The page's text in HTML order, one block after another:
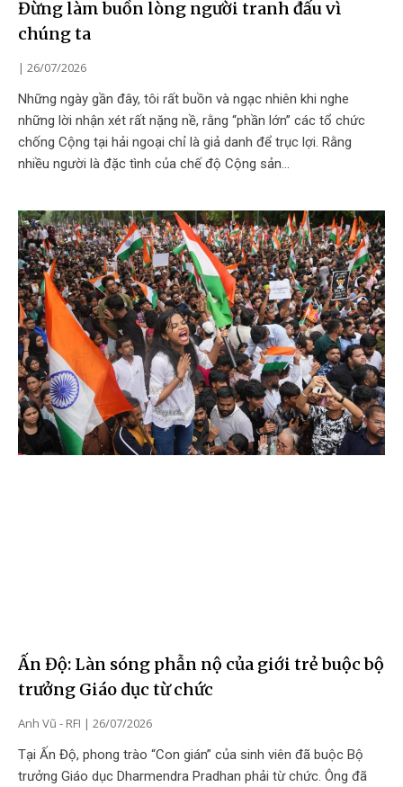
Đừng làm buồn lòng người tranh đấu vì
chúng ta
26/07/2026
Những ngày gần đây, tôi rất buồn và ngạc nhiên khi nghe
những lời nhận xét rất nặng nề, rằng “phần lớn” các tổ chức
chống Cộng tại hải ngoại chỉ là giả danh để trục lợi. Rằng
nhiều người là đặc tình của chế độ Cộng sản…
Ấn Độ: Làn sóng phẫn nộ của giới trẻ buộc bộ
trưởng Giáo dục từ chức
Anh Vũ - RFI
26/07/2026
Tại Ấn Độ, phong trào “Con gián” của sinh viên đã buộc Bộ
trưởng Giáo dục Dharmendra Pradhan phải từ chức. Ông đã